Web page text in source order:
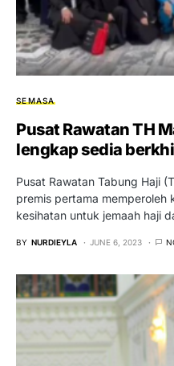
SEMASA
Pusat Rawatan TH
lengkap sedia
Pusat Rawatan Tabung Haji
premis pertama memperoleh
kesihatan untuk jemaah haji
BY NURDIEYLA JUNE 6, 2023